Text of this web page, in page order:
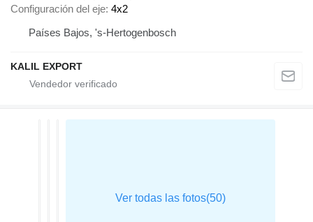
Configuración del eje 4x2
Países Bajos, 's-Hertogenbosch
KALIL EXPORT